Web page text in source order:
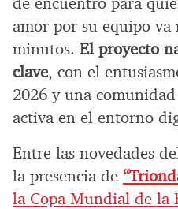
amor por su equipo va
minutos. El proyecto
clave, con el
2026 y una
activa en el entorno
Entre las novedades
la presencia de
la Copa Mundial de la